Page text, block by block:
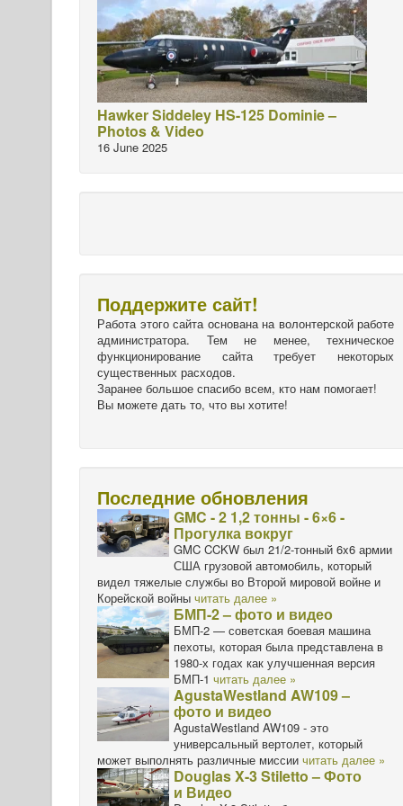
Hawker Siddeley HS-125 Dominie –
Photos & Video
16 June 2025
Поддержите сайт!
Работа этого сайта основана на волонтерской работе
администратора. Тем не менее, техническое
функционирование сайта требует некоторых
существенных расходов.
Заранее большое спасибо всем, кто нам помогает!
Вы можете дать то, что вы хотите!
Последние обновления
GMC - 2 1,2 тонны - 6×6 -
Прогулка вокруг
GMC CCKW был 21/2-тонный 6x6 армии
США грузовой автомобиль, который
видел тяжелые службы во Второй мировой войне и
Корейской войны читать далее »
БМП-2 – фото и видео
БМП-2 — советская боевая машина
пехоты, которая была представлена в
1980-х годах как улучшенная версия
БМП-1 читать далее »
AgustaWestland AW109 –
фото и видео
AgustaWestland AW109 - это
универсальный вертолет, который
может выполнять различные миссии читать далее »
Douglas X-3 Stiletto – Фото
и Видео